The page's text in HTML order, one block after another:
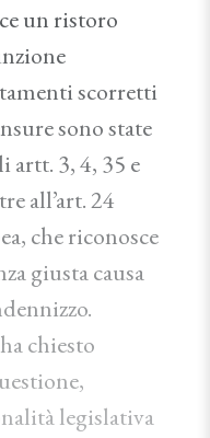
un ristoro
scorretti
sono state
3, 4, 35 e
all’art. 24
che riconosce
giusta causa
chiesto
legislativa